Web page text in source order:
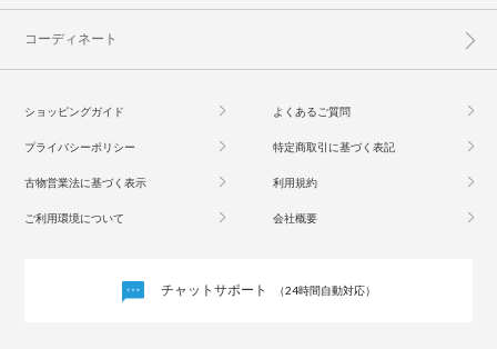
コーディネート
ショッピングガイド よくあるご質問
プライバシーポリシー 特定商取引に基づく表記
古物営業法に基づく表示 利用規約
ご利用環境について 会社概要
チャットサポート （24時間自動対応）